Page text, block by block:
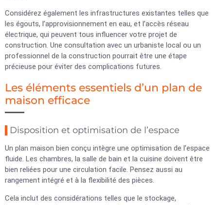
Considérez également les infrastructures existantes telles que
les égouts, l’approvisionnement en eau, et l’accès réseau
électrique, qui peuvent tous influencer votre projet de
construction. Une consultation avec un urbaniste local ou un
professionnel de la construction pourrait être une étape
précieuse pour éviter des complications futures.
Les éléments essentiels d’un plan de
maison efficace
Disposition et optimisation de l’espace
Un plan maison bien conçu intègre une optimisation de l’espace
fluide. Les chambres, la salle de bain et la cuisine doivent être
bien reliées pour une circulation facile. Pensez aussi au
rangement intégré et à la flexibilité des pièces.
Cela inclut des considérations telles que le stockage,